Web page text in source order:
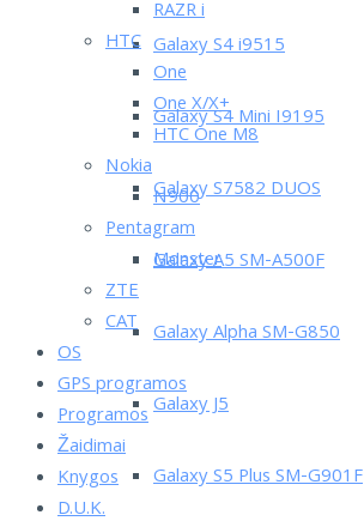
Galaxy S4 i9515
Galaxy S4 Mini I9195
Galaxy S7582 DUOS
Galaxy A5 SM-A500F
Galaxy Alpha SM-G850
Galaxy J5
Galaxy S5 Plus SM-G901F
RAZR i
HTC
One
One X/X+
HTC One M8
Nokia
N900
Pentagram
Monster
ZTE
CAT
OS
GPS programos
Programos
Žaidimai
Knygos
D.U.K.